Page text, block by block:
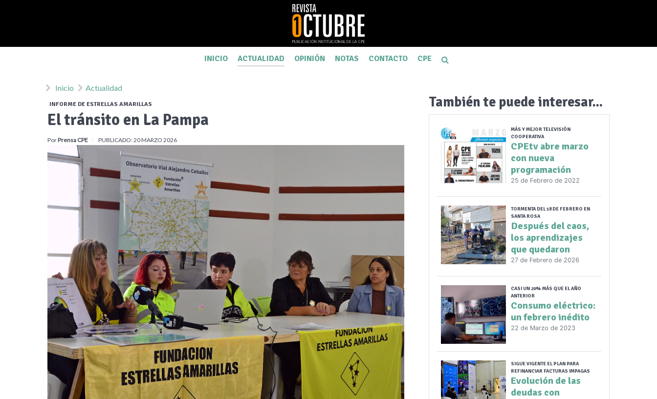
INICIO ACTUALIDAD OPINIÓN NOTAS CONTACTO CPE
Inicio Actualidad
INFORME DE ESTRELLAS AMARILLAS
El tránsito en La Pampa
PorPrensa CPE PUBLICADO: 20 MARZO 2026
También te puede interesar...
MÁS Y MEJOR TELEVISIÓN
COOPERATIVA
CPEtv abre marzo
con nueva
programación
25 de Febrero de 2022
TORMENTA DEL 18 DE FEBRERO EN
SANTA ROSA
Después del caos,
los aprendizajes
que quedaron
27 de Febrero de 2026
CASI UN 20% MÁS QUE EL AÑO
ANTERIOR
Consumo eléctrico:
un febrero inédito
22 de Marzo de 2023
SIGUE VIGENTE EL PLAN PARA
REFINANCIAR FACTURAS IMPAGAS
Evolución de las
deudas con